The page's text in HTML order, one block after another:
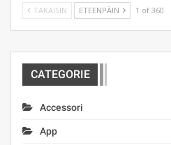
TAKAISIN ETEENPÄIN 1 of 360
CATEGORIE
Accessori
App